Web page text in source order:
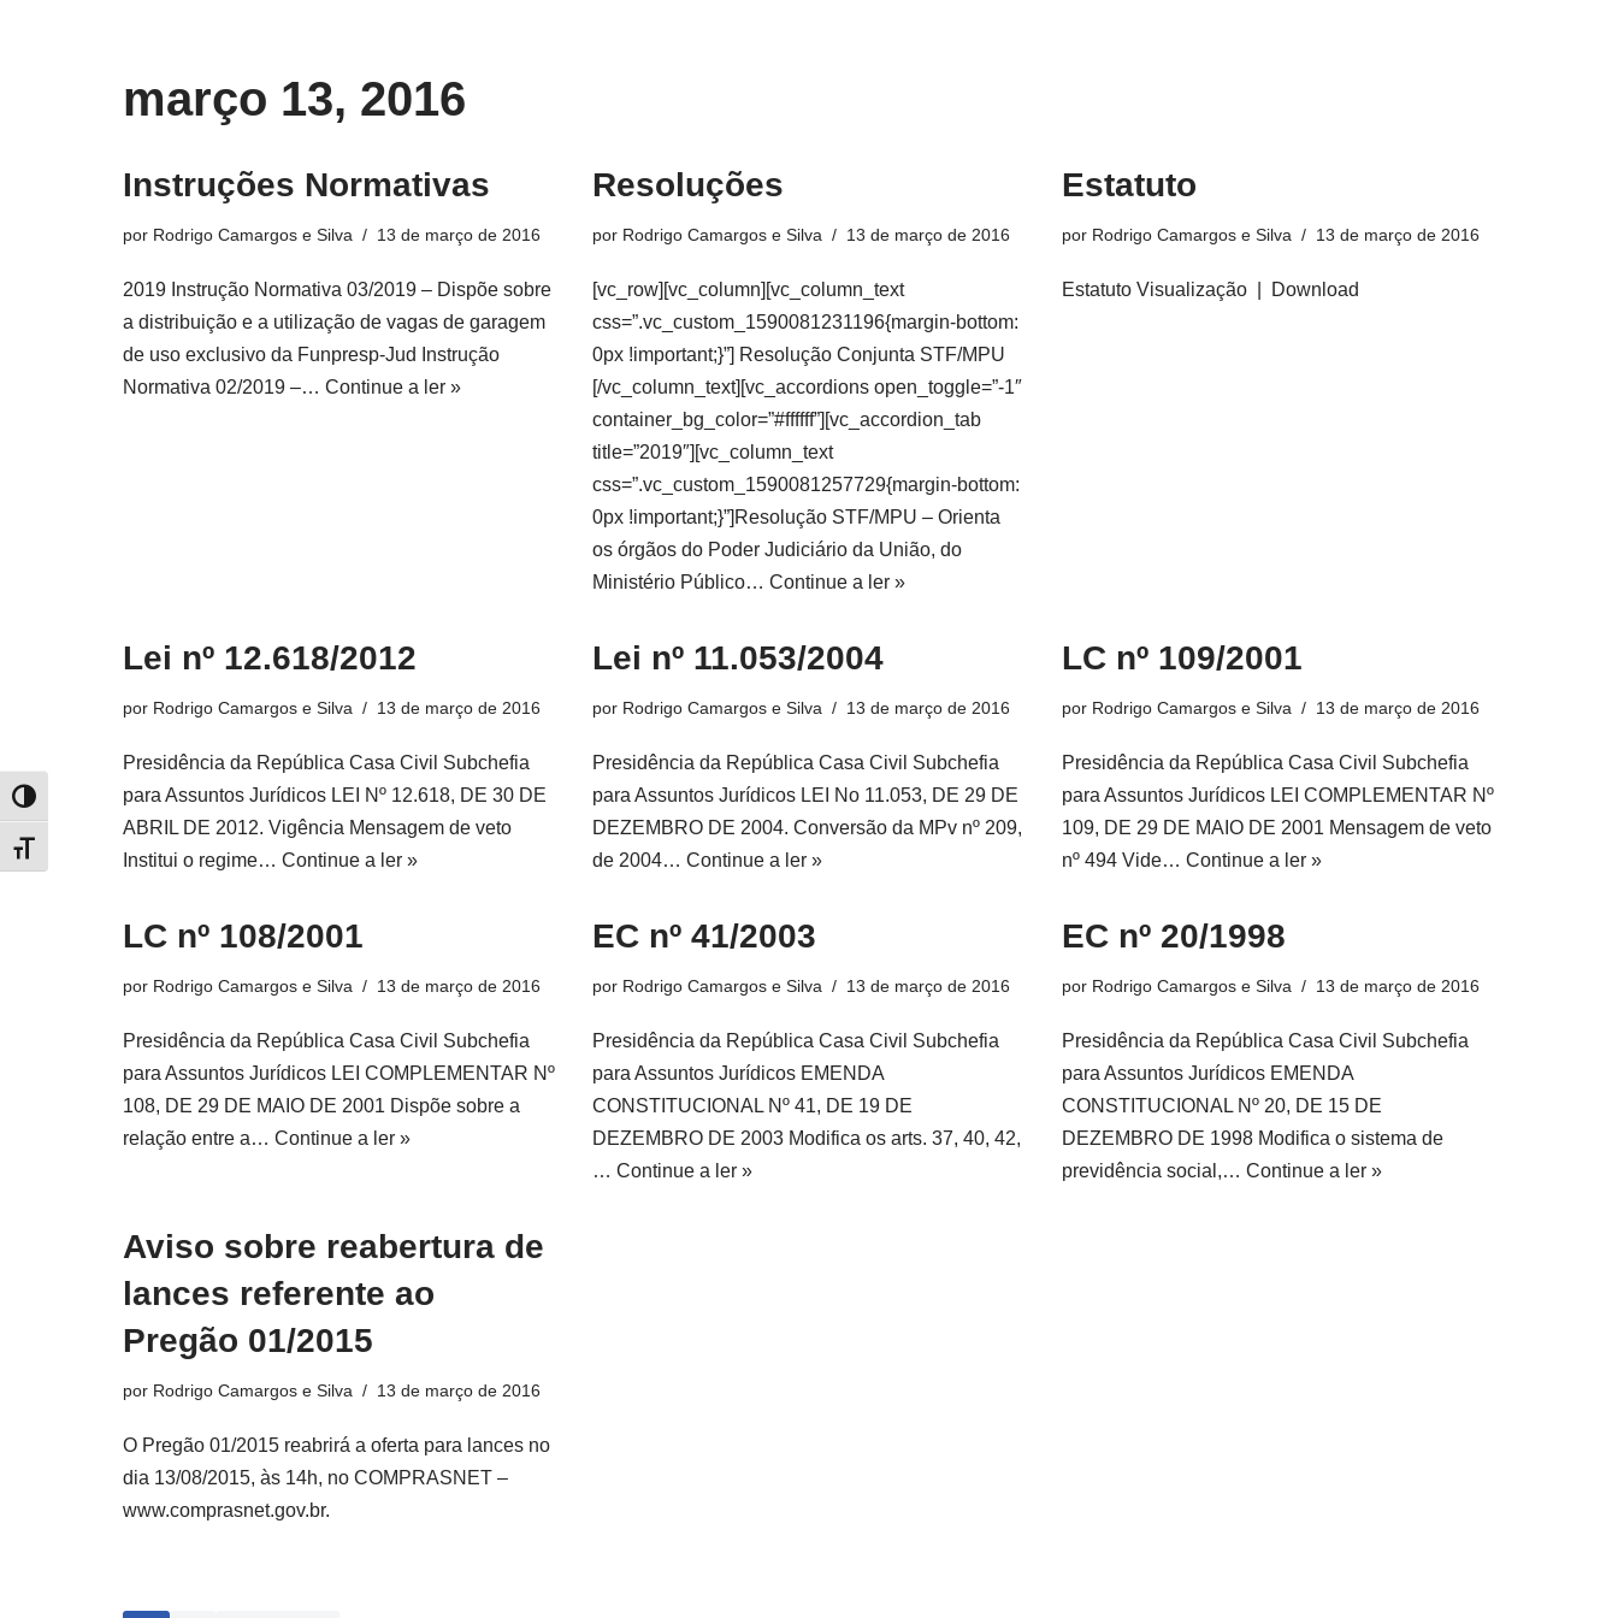
Alternar alto contraste
Alternar tamanho da fonte
março 13, 2016
Instruções Normativas
por Rodrigo Camargos e Silva 13 de março de 2016
2019 Instrução Normativa 03/2019 – Dispõe sobre
a distribuição e a utilização de vagas de garagem
de uso exclusivo da Funpresp-Jud Instrução
Normativa 02/2019 –… Continue a ler »
Resoluções
por Rodrigo Camargos e Silva 13 de março de 2016
[vc_row][vc_column][vc_column_text
css=”.vc_custom_1590081231196{margin-bottom:
0px !important;}”] Resolução Conjunta STF/MPU
[/vc_column_text][vc_accordions open_toggle=”-1″
container_bg_color=”#ffffff”][vc_accordion_tab
title=”2019″][vc_column_text
css=”.vc_custom_1590081257729{margin-bottom:
0px !important;}”]Resolução STF/MPU – Orienta
os órgãos do Poder Judiciário da União, do
Ministério Público… Continue a ler »
Estatuto
por Rodrigo Camargos e Silva 13 de março de 2016
Estatuto Visualização | Download
Lei nº 12.618/2012
por Rodrigo Camargos e Silva 13 de março de 2016
Presidência da República Casa Civil Subchefia
para Assuntos Jurídicos LEI Nº 12.618, DE 30 DE
ABRIL DE 2012. Vigência Mensagem de veto
Institui o regime… Continue a ler »
Lei nº 11.053/2004
por Rodrigo Camargos e Silva 13 de março de 2016
Presidência da República Casa Civil Subchefia
para Assuntos Jurídicos LEI No 11.053, DE 29 DE
DEZEMBRO DE 2004. Conversão da MPv nº 209,
de 2004… Continue a ler »
LC nº 109/2001
por Rodrigo Camargos e Silva 13 de março de 2016
Presidência da República Casa Civil Subchefia
para Assuntos Jurídicos LEI COMPLEMENTAR Nº
109, DE 29 DE MAIO DE 2001 Mensagem de veto
nº 494 Vide… Continue a ler »
LC nº 108/2001
por Rodrigo Camargos e Silva 13 de março de 2016
Presidência da República Casa Civil Subchefia
para Assuntos Jurídicos LEI COMPLEMENTAR Nº
108, DE 29 DE MAIO DE 2001 Dispõe sobre a
relação entre a… Continue a ler »
EC nº 41/2003
por Rodrigo Camargos e Silva 13 de março de 2016
Presidência da República Casa Civil Subchefia
para Assuntos Jurídicos EMENDA
CONSTITUCIONAL Nº 41, DE 19 DE
DEZEMBRO DE 2003 Modifica os arts. 37, 40, 42,
… Continue a ler »
EC nº 20/1998
por Rodrigo Camargos e Silva 13 de março de 2016
Presidência da República Casa Civil Subchefia
para Assuntos Jurídicos EMENDA
CONSTITUCIONAL Nº 20, DE 15 DE
DEZEMBRO DE 1998 Modifica o sistema de
previdência social,… Continue a ler »
Aviso sobre reabertura de
lances referente ao
Pregão 01/2015
por Rodrigo Camargos e Silva 13 de março de 2016
O Pregão 01/2015 reabrirá a oferta para lances no
dia 13/08/2015, às 14h, no COMPRASNET –
www.comprasnet.gov.br.